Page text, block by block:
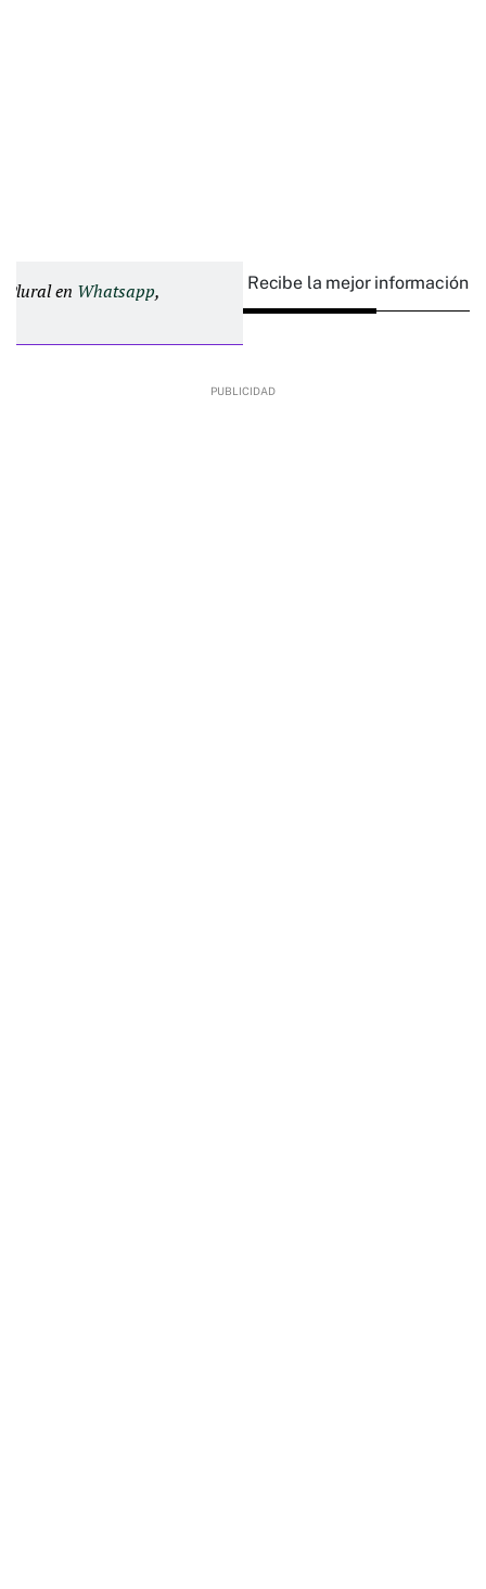
Plural en Whatsapp, Recibe la mejor información